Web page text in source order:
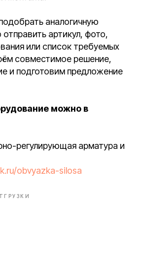
аналогичную
артикул, фото,
или список требуемых
совместимое решение,
и подготовим предложение
можно в
регулирующая арматура и
obvyazka-silosa